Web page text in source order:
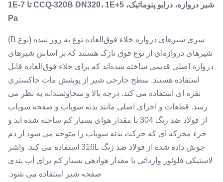
مات خاکستری نقره ای استفاده ...
فولاد ضد زنگ
Flange:
ISO-K/F، CF با واشر لاستیکی فلوئور
Leak Rate:
شیر دروازه، درایو پنوماتیک، CCQ-320B DN320، 1E+5 تا 1E-7
Pa
سری شیرهای دروازه خلاء فوق‌العاده نوع به روز شده (نوع B)
شیرهای دروازه‌ای از نوع فوق نازک هستند که بر اساس شیرهای
دروازه اصلی قدیمی ساخته شده‌اند که برای خلاء فوق‌العاده قابل
استفاده هستند. سطح خارجی شیر از پوشش مات خاکستری
نقره ای استفاده می کند. درجه بالا و سخاوتمندانه به نظر می
رسد. قطعات و اجزای اصلی مانند بدنه سوپاپ و صفحه سوپاپ
از فولاد ضد زنگ 304 با مقدار هوای بسیار کم ساخته شده اند و
جزء محرکه ای که حرکت بدنه سوپاپ را متوجه می شود از دم
جوش داده شده از فولاد ضد زنگ 316L استفاده می کند. واشر
لاستیکی فلوئور وارداتی با مقدار هوادهی بسیار کم برای آب بندی
صفحه شیر استفاده می شود.